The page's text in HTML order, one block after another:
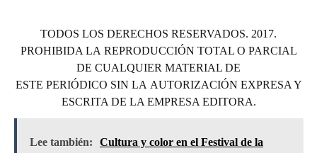
TODOS LOS DERECHOS RESERVADOS. 2017.
PROHIBIDA LA REPRODUCCIÓN TOTAL O PARCIAL
DE CUALQUIER MATERIAL DE
ESTE PERIÓDICO SIN LA AUTORIZACIÓN EXPRESA Y
ESCRITA DE LA EMPRESA EDITORA.
Lee también:
Cultura y color en el Festival de la